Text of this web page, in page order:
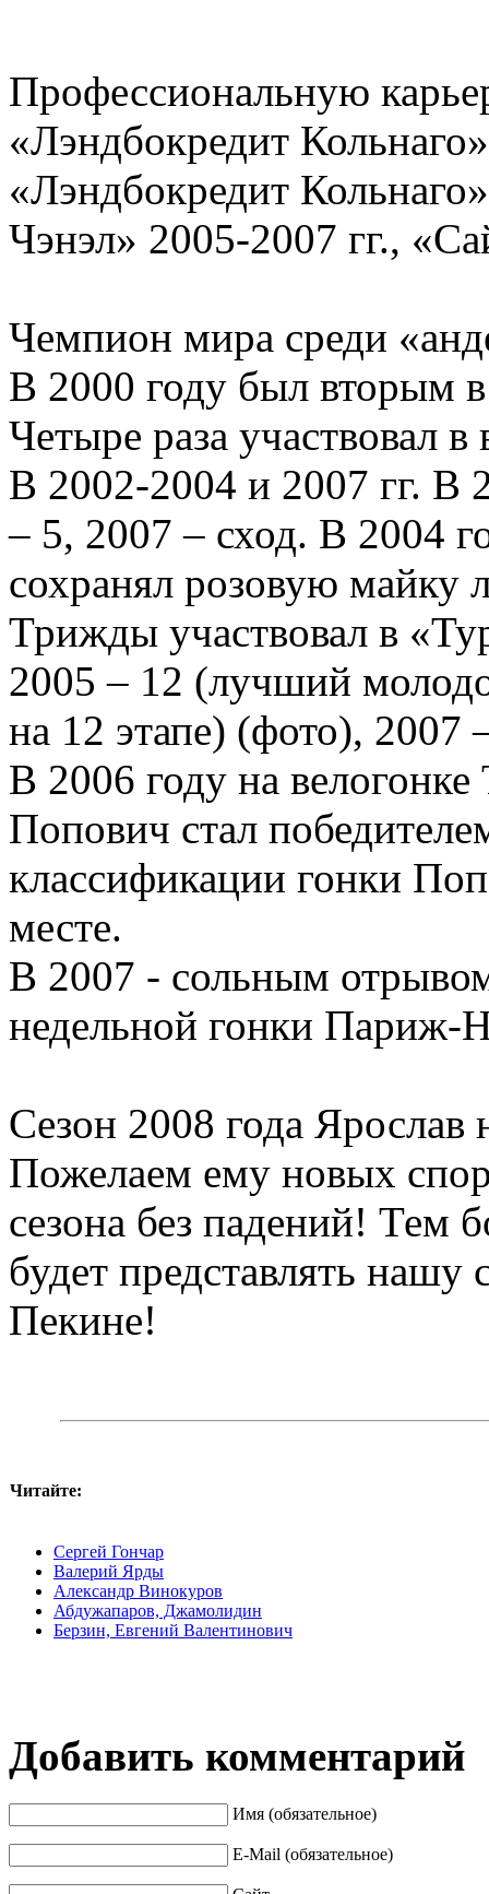
Профессиональную
«Лэндбокредит
«Лэндбокредит
Чэнэл» 2005-2007 гг.,
Чемпион мира среди
В 2000 году был вторым
Четыре раза участвовал
В 2002-2004 и 2007 гг. В
– 5, 2007 – сход. В 2004
сохранял розовую майку
Трижды участвовал в
2005 – 12 (лучший
на 12 этапе) (фото), 2007
В 2006 году на
Попович стал
классификации гонки
месте.
В 2007 - сольным
недельной гонки Париж-
Сезон 2008 года Ярослав
Пожелаем ему новых
сезона без падений! Тем
будет представлять
Пекине!
Читайте:
Сергей Гончар
Валерий Ярды
Александр Винокуров
Абдужапаров, Джамолидин
Берзин, Евгений Валентинович
Добавить комментарий
Имя (обязательное)
E-Mail (обязательное)